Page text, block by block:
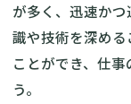
が多く、迅速か
識や技術を深め
ことができ、仕
う。